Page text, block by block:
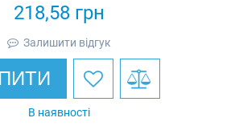
218,58грн
Залишити відгук
В наявності